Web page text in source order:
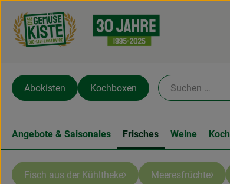
Abokisten Kochboxen
Angebote & Saisonales Frisches Weine
Fisch aus der Kühltheke Meeresfrüchte